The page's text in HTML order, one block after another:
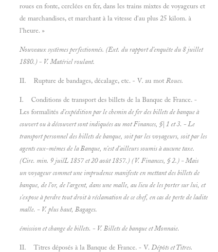
roues en fonte, cerclées en fer, dans les trains mixtes de voyageurs et
de marchandises, et marchant à la vitesse d'au plus 25 kilom. à
l'heure. »
Nouveaux systèmes perfectionnés. (Ext. du rapport d'enquête du 8 juillet
1880.) - V.Matériel roulant.
II. Rupture de bandages, décalage, etc. - V. au motRoues.
I. Conditions de transport des billets de la Banque de France. -
Les formalités d'expédition par le chemin de fer des billets de banque à
couvert ou àdécouvert sont indiquées au motFinances, §| 1 et 3. - Le
transport personnel des hillets de banque, soit par les voyageurs, soit par les
agents eux-mêmes de la Banque, n'est d'ailleurs soumis à aucune taxe.
(Cire. min. 9 juilL 1857 et 20 août 1857.) (V.Finances, § 2.) - Mais
un voyageur commet une imprudence manifeste en mettant desbillets de
banque, de l'or, de l'argent, dans une malle, au lieu de les porter sur lui, et
s'expose à perdre tout droit à réclamation de ce chef, en cas de perte de ladite
malle. - V. plus haut, Bagages.
émission et change de billets. - V.Billets de banque etMonnaie.
II. Titres déposés à la Banque de France. - V. Dépôts etTitres.